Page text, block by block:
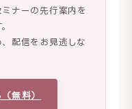
ナーの先行案内を
配信をお見逃しな
無料）